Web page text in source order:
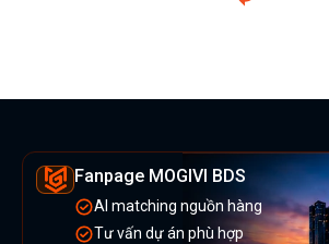
Fanpage MOGIVI BDS
AI matching nguồn hàng
Tư vấn dự án phù hợp